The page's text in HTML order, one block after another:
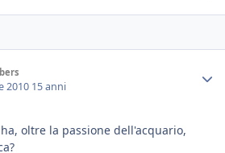
2010 15 anni
oltre la passione dell'acquario,